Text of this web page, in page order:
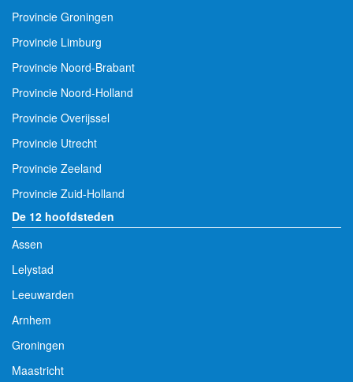
Provincie Groningen
Provincie Limburg
Provincie Noord-Brabant
Provincie Noord-Holland
Provincie Overijssel
Provincie Utrecht
Provincie Zeeland
Provincie Zuid-Holland
De 12 hoofdsteden
Assen
Lelystad
Leeuwarden
Arnhem
Groningen
Maastricht